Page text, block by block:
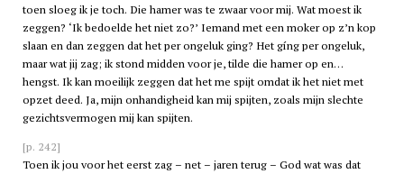
toen sloeg ik je toch. Die hamer was te zwaar voor mij. Wat moest ik
zeggen? ‘Ik bedoelde het niet zo?’ Iemand met een moker op z’n kop
slaan en dan zeggen dat het per ongeluk ging? Het gíng per ongeluk,
maar wat jij zag; ik stond midden voor je, tilde die hamer op en…
hengst. Ik kan moeilijk zeggen dat het me spijt omdat ik het niet met
opzet deed. Ja, mijn onhandigheid kan mij spijten, zoals mijn slechte
gezichtsvermogen mij kan spijten.
[p. 242]
Toen ik jou voor het eerst zag – net – jaren terug – God wat was dat